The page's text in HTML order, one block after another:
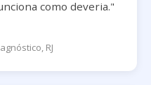
como deveria."
RJ